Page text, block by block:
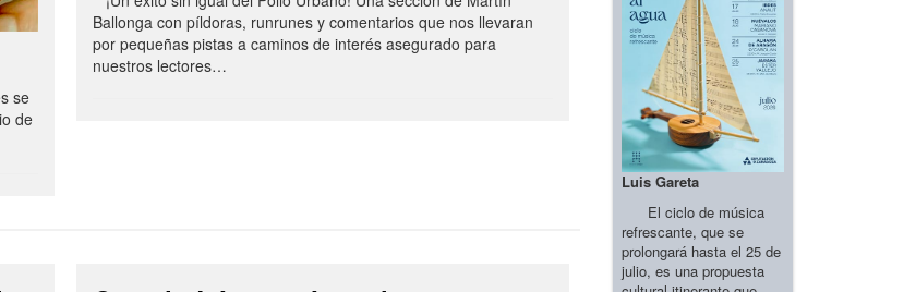
se
de
Ballonga con píldoras, runrunes y comentarios que nos llevaran
por pequeñas pistas a caminos de interés asegurado para
nuestros lectores…
Luis Gareta
El ciclo de música
refrescante, que se
prolongará hasta el 25 de
julio, es una propuesta